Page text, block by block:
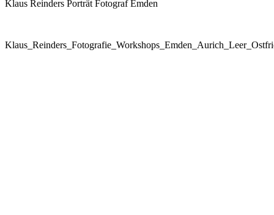
Klaus Reinders Porträt Fotograf Emden